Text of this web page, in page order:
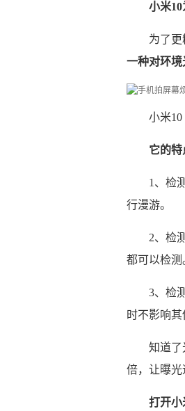
小米10
为了更
一种对环境
小米10
它的特
1、检
行漫游。
2、检
都可以检测
3、检
时不影响其
知道了
倍，让曝光
打开小